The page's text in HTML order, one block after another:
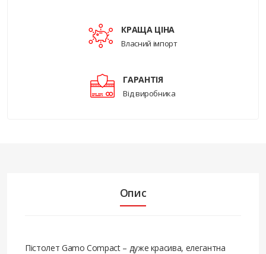
КРАЩА ЦІНА
Власний імпорт
ГАРАНТІЯ
Від виробника
Опис
Пістолет Gamo Compact – дуже красива, елегантна